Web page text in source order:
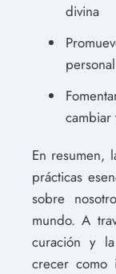
divina
personal
cambiar
En resumen,
prácticas
sobre
mundo. A
curación y
crecer como